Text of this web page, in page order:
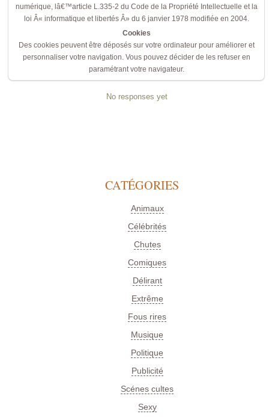
numérique, lâ€™article L.335-2 du Code de la Propriété Intellectuelle et la
loi Â« informatique et libertés Â» du 6 janvier 1978 modifiée en 2004.
Cookies
Des cookies peuvent être déposés sur votre ordinateur pour améliorer et
personnaliser votre navigation. Vous pouvez décider de les refuser en
paramétrant votre navigateur.
No responses yet
CATÉGORIES
Animaux
Célébrités
Chutes
Comiques
Délirant
Extrême
Fous rires
Musique
Politique
Publicité
Scénes cultes
Sexy